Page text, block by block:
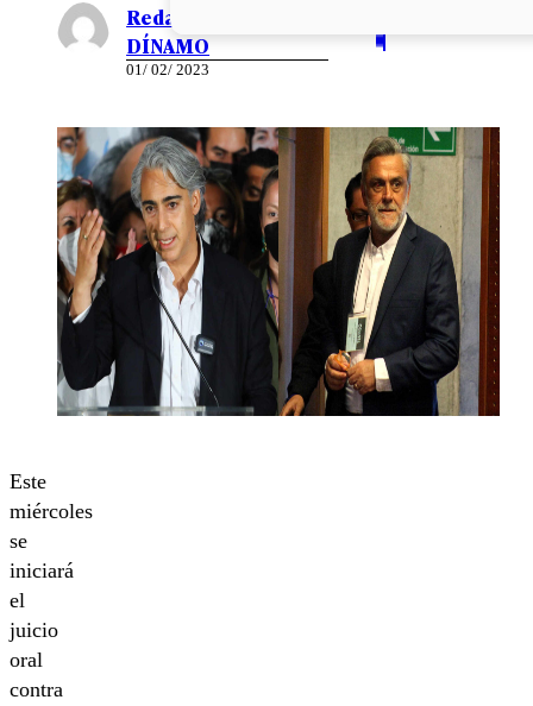
Redacción EL
DÍNAMO
01/ 02/ 2023
Este
miércoles
se
iniciará
el
juicio
oral
contra